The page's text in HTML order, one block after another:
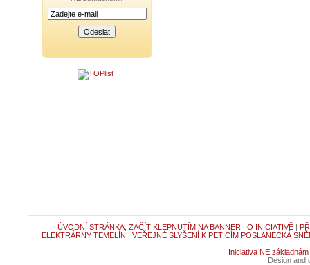
ÚVODNÍ STRÁNKA, ZAČÍT KLEPNUTÍM NA BANNER | O INICIATIVĚ|
ELEKTRÁRNY TEMELÍN | VEŘEJNÉ SLYŠENÍ K PETICÍM POSLANECKÁ
Iniciativa NE základnám
Design and